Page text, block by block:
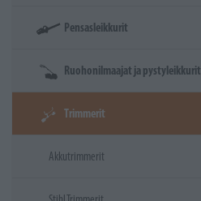
Pensasleikkurit
Ruohonilmaajat ja pystyleikkurit
Trimmerit
Akkutrimmerit